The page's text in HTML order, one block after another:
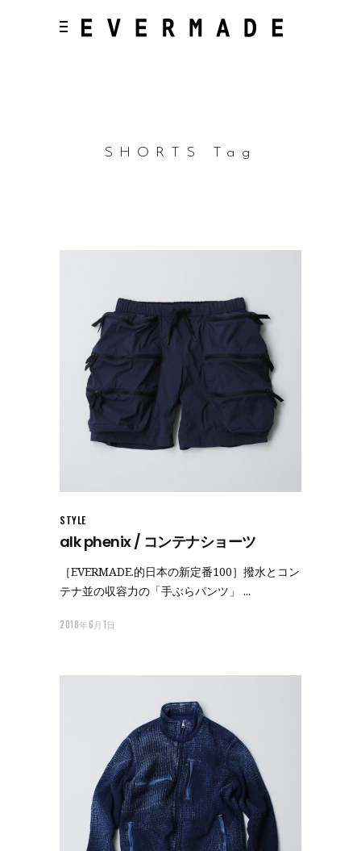
SHORTS Tag
STYLE
alk phenix / コンテナショーツ
［EVERMADE.的日本の新定番100］撥水とコン
テナ並の収容力の「手ぶらパンツ」
2018年6月1日